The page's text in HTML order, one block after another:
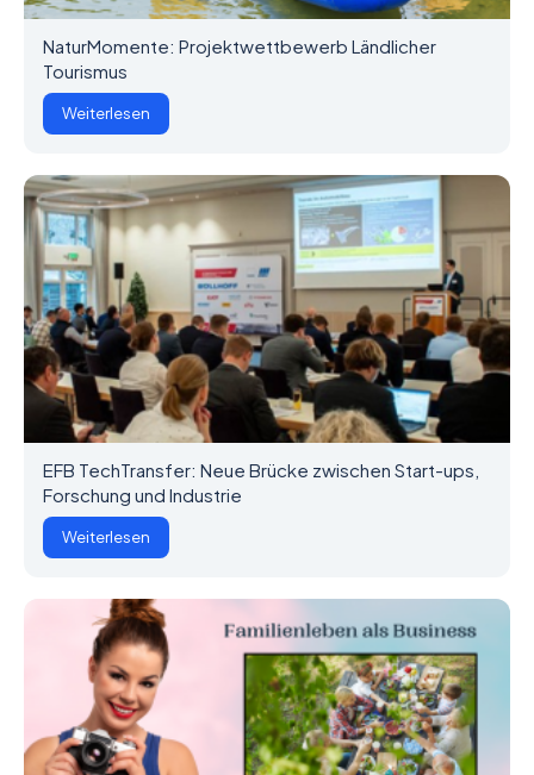
NaturMomente: Projektwettbewerb Ländlicher
Tourismus
Weiterlesen
EFB TechTransfer: Neue Brücke zwischen Start-ups,
Forschung und Industrie
Weiterlesen